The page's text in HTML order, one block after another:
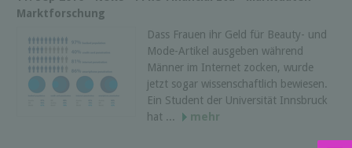
Marktforschung
Dass Frauen ihr Geld für Beauty- und
Mode-Artikel ausgeben während
Männer im Internet zocken, wurde
jetzt sogar wissenschaftlich bewiesen.
Ein Student der Universität Innsbruck
hat ...
mehr